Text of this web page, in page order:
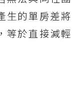
生的單房差將
等於直接減輕